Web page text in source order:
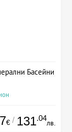
Басейни
€ / 131.04
лв.